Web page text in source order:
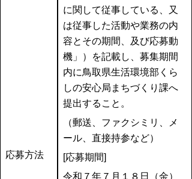
応募方法
に関して従事している、又
は従事した活動や業務の内
容とその期間、及び応募動
機」）を記載し、募集期間
内に鳥取県生活環境部くら
しの安心局まちづくり課へ
提出すること。
（郵送、ファクシミリ、メ
ール、直接持参など）
[応募期間]
令和７年７月１８日（金）